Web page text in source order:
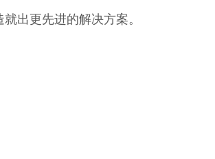
出更先进的解决方案。